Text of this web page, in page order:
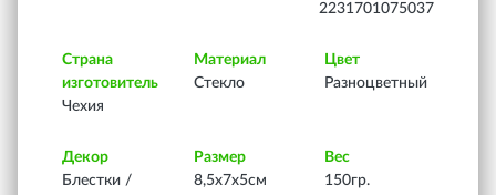
2231701075037
Страна
изготовитель
Чехия
Материал
Стекло
Цвет
Разноцветный
Декор
Блестки /
Размер
8,5х7х5см
Вес
150гр.